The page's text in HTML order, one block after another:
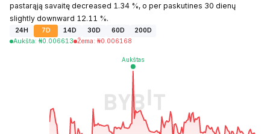
pastarąją savaitę decreased 1.34 %, o per paskutines 30 dienų
slightly downward 12.11 %.
24H 7D 14D 30D 60D
200D
Aukšta: ₦0.006613 Žema: ₦0.006168